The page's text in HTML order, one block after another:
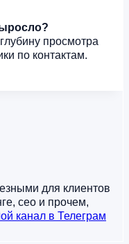
просмотра
по контактам.
для клиентов
сео и прочем,
канал в Телеграм